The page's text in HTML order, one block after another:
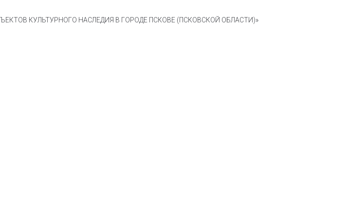
КУЛЬТУРНОГО НАСЛЕДИЯ В ГОРОДЕ ПСКОВЕ (ПСКОВСКОЙ ОБЛАСТИ)»